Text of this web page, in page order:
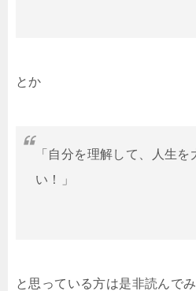
とか
「自分を理解して、人生
い！」
と思っている方は是非読んでみ